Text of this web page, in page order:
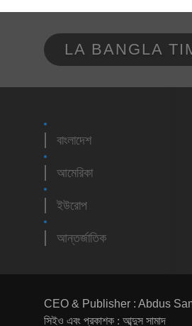
LA BANGLA
বাংলাদেশ
আমেরিকা
ইউরোপ
আন্তর্জাতিক
CEO & Publisher : Abdus
সিইও এবং প্রকাশক : আব্দুস সামাদ